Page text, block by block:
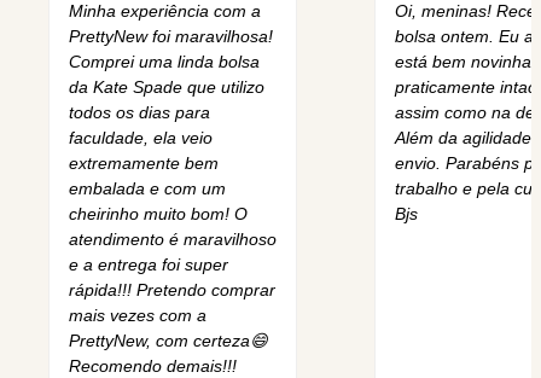
Minha experiência com a
PrettyNew foi maravilhosa!
Comprei uma linda bolsa
da Kate Spade que utilizo
todos os dias para
faculdade, ela veio
extremamente bem
embalada e com um
cheirinho muito bom! O
atendimento é maravilhoso
e a entrega foi super
rápida!!! Pretendo comprar
mais vezes com a
PrettyNew, com certeza😄
Recomendo demais!!!
Oi, meninas!
bolsa ontem. Eu
está bem novinha,
praticamente
assim como na
Além da agilidade
envio. Parabéns
trabalho e pela
Bjs